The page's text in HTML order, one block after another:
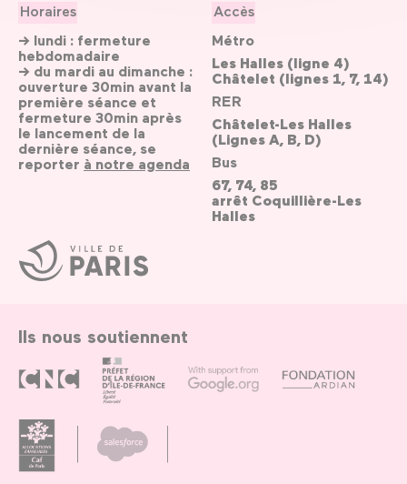
Ville
de
Paris
Horaires
→ lundi : fermeture
hebdomadaire
→ du mardi au dimanche :
ouverture 30min avant la
première séance et
fermeture 30min après
le lancement de la
dernière séance, se
reporter à notre agenda
Accès
Métro
Les Halles (ligne 4)
Châtelet (lignes 1, 7, 14)
RER
Châtelet-Les Halles
(Lignes A, B, D)
Bus
67, 74, 85
arrêt Coquillière-Les
Halles
Ils nous soutiennent